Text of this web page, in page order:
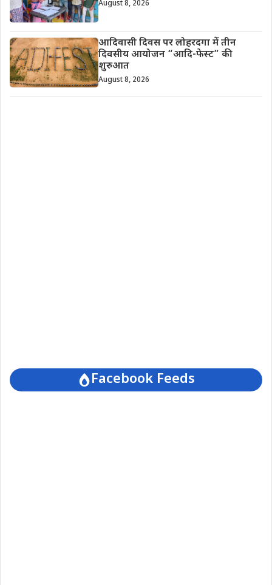
August 8, 2026
आदिवासी दिवस पर लोहरदगा में तीन
दिवसीय आयोजन “आदि-फेस्ट” की
शुरुआत
August 8, 2026
Facebook Feeds